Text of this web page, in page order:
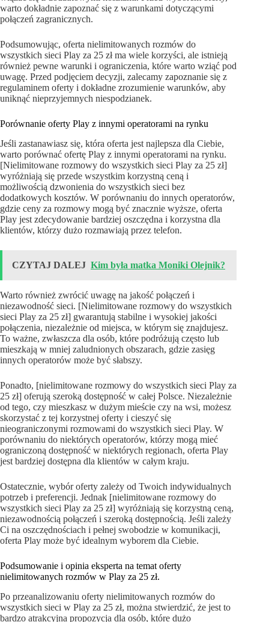
warto dokładnie zapoznać się z warunkami dotyczącymi
połączeń zagranicznych.
Podsumowując, oferta nielimitowanych rozmów do
wszystkich sieci Play za 25 zł ma wiele korzyści, ale istnieją
również pewne warunki i ograniczenia, które warto wziąć pod
uwagę. Przed podjęciem decyzji, zalecamy zapoznanie się z
regulaminem oferty i dokładne zrozumienie warunków, aby
uniknąć nieprzyjemnych niespodzianek.
Porównanie oferty Play z innymi operatorami na rynku
Jeśli zastanawiasz się, która oferta jest najlepsza dla Ciebie,
warto porównać ofertę Play z innymi operatorami na rynku.
[Nielimitowane rozmowy do wszystkich sieci Play za 25 zł]
wyróżniają się przede wszystkim korzystną ceną i
możliwością dzwonienia do wszystkich sieci bez
dodatkowych kosztów. W porównaniu do innych operatorów,
gdzie ceny za rozmowy mogą być znacznie wyższe, oferta
Play jest zdecydowanie bardziej oszczędna i korzystna dla
klientów, którzy dużo rozmawiają przez telefon.
CZYTAJ DALEJ Kim była matka Moniki Olejnik?
Warto również zwrócić uwagę na jakość połączeń i
niezawodność sieci. [Nielimitowane rozmowy do wszystkich
sieci Play za 25 zł] gwarantują stabilne i wysokiej jakości
połączenia, niezależnie od miejsca, w którym się znajdujesz.
To ważne, zwłaszcza dla osób, które podróżują często lub
mieszkają w mniej zaludnionych obszarach, gdzie zasięg
innych operatorów może być słabszy.
Ponadto, [nielimitowane rozmowy do wszystkich sieci Play za
25 zł] oferują szeroką dostępność w całej Polsce. Niezależnie
od tego, czy mieszkasz w dużym mieście czy na wsi, możesz
skorzystać z tej korzystnej oferty i cieszyć się
nieograniczonymi rozmowami do wszystkich sieci Play. W
porównaniu do niektórych operatorów, którzy mogą mieć
ograniczoną dostępność w niektórych regionach, oferta Play
jest bardziej dostępna dla klientów w całym kraju.
Ostatecznie, wybór oferty zależy od Twoich indywidualnych
potrzeb i preferencji. Jednak [nielimitowane rozmowy do
wszystkich sieci Play za 25 zł] wyróżniają się korzystną ceną,
niezawodnością połączeń i szeroką dostępnością. Jeśli zależy
Ci na oszczędnościach i pełnej swobodzie w komunikacji,
oferta Play może być idealnym wyborem dla Ciebie.
Podsumowanie i opinia eksperta na temat oferty
nielimitowanych rozmów w Play za 25 zł.
Po przeanalizowaniu oferty nielimitowanych rozmów do
wszystkich sieci w Play za 25 zł, można stwierdzić, że jest to
bardzo atrakcyjna propozycja dla osób, które dużo